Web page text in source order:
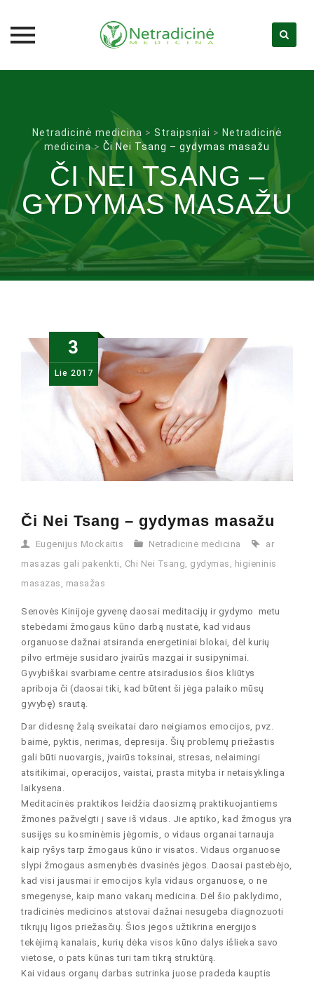
Netradicinė medicina > Straipsniai > Netradicinė
medicina> Či Nei Tsang – gydymas masažu
ČI NEI TSANG –
GYDYMAS MASAŽU
3
Lie 2017
Či Nei Tsang – gydymas masažu
Eugenijus Mockaitis Netradicinė medicina
ar
masazas gali pakenkti
Chi Nei Tsang gydymas
higieninis
masazas
masažas
Senovės Kinijoje gyvenę daosai meditacijų ir gydymo metu
stebėdami žmogaus kūno darbą nustatė, kad vidaus
organuose dažnai atsiranda energetiniai blokai, dėl kurių
pilvo ertmėje susidaro įvairūs mazgai ir susipynimai.
Gyvybiškai svarbiame centre atsiradusios šios kliūtys
apriboja či (daosai tiki, kad būtent ši jėga palaiko mūsų
gyvybę) srautą.
Dar didesnę žalą sveikatai daro neigiamos emocijos, pvz.
baimė, pyktis, nerimas, depresija. Šių problemų priežastis
gali būti nuovargis, įvairūs toksinai, stresas, nelaimingi
atsitikimai, operacijos, vaistai, prasta mityba ir netaisyklinga
laikysena.
Meditacinės praktikos leidžia daosizmą praktikuojantiems
žmonės pažvelgti į save iš vidaus. Jie aptiko, kad žmogus yra
susijęs su kosminėmis jėgomis, o vidaus organai tarnauja
kaip ryšys tarp žmogaus kūno ir visatos. Vidaus organuose
slypi žmogaus asmenybės dvasinės jėgos. Daosai pastebėjo,
kad visi jausmai ir emocijos kyla vidaus organuose, o ne
smegenyse, kaip mano vakarų medicina. Dėl šio paklydimo,
tradicinės medicinos atstovai dažnai nesugeba diagnozuoti
tikrųjų ligos priežasčių. Šios jėgos užtikrina energijos
tekėjimą kanalais, kurių dėka visos kūno dalys išlieka savo
vietose, o pats kūnas turi tam tikrą struktūrą.
Kai vidaus organų darbas sutrinka juose pradeda kauptis